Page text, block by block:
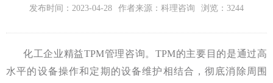
发布时间：2023-04-28 作者来源：科理咨询 浏览：3244
化工企业精益TPM管理咨询。TPM的主要目的是通过高
水平的设备操作和定期的设备维护相结合，彻底消除周围